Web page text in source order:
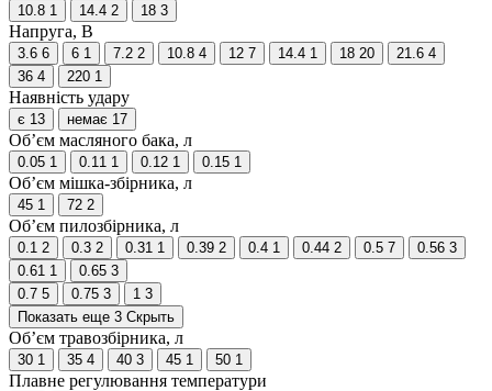
10.8 1 14.4 2 18 3
Напруга, В
3.6 6 6 1 7.2 2 10.8 4 12 7 14.4 1 18 20 21.6 4
36 4 220 1
Наявність удару
є 13 немає 17
Об’єм масляного бака, л
0.05 1 0.11 1 0.12 1 0.15 1
Об’єм мішка-збірника, л
45 1 72 2
Об’єм пилозбірника, л
0.1 2 0.3 2 0.31 1 0.39 2 0.4 1 0.44 2 0.5 7 0.56 3
0.61 1 0.65 3
0.7 5 0.75 3 1 3
Показать еще 3 Скрыть
Об’єм травозбірника, л
30 1 35 4 40 3 45 1 50 1
Плавне регулювання температури